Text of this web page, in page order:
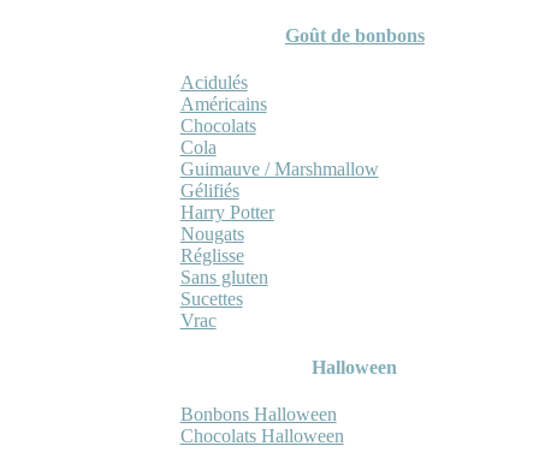
Goût de bonbons
Acidulés
Américains
Chocolats
Cola
Guimauve / Marshmallow
Gélifiés
Harry Potter
Nougats
Réglisse
Sans gluten
Sucettes
Vrac
Halloween
Bonbons Halloween
Chocolats Halloween